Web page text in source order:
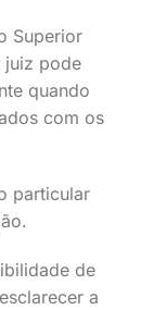
Superior
juiz pode
quando
com os
particular
de
a